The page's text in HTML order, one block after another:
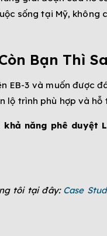
sống tại Mỹ, không
Bạn Thì
EB-3 và muốn được
lộ trình phù hợp và
năng phê
tôi tại đây: Case